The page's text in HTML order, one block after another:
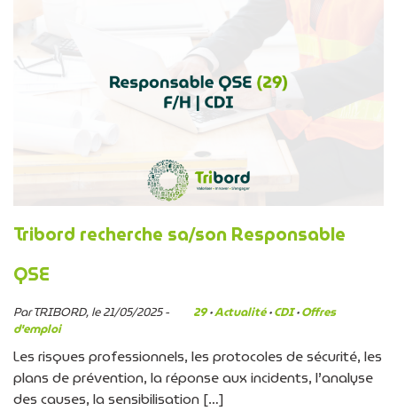
Tribord recherche sa/son Responsable
QSE
Par TRIBORD, le 21/05/2025 - 29·Actualité·CDI·Offres
d'emploi
Les risques professionnels, les protocoles de sécurité, les
plans de prévention, la réponse aux incidents, l’analyse
des causes, la sensibilisation […]